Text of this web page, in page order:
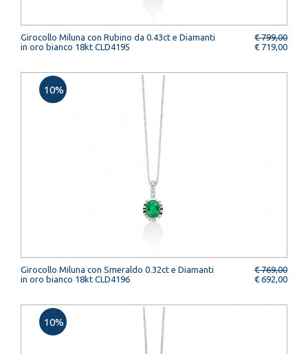
Girocollo Miluna con Rubino da 0.43ct e Diamanti
in oro bianco 18kt CLD4195
€ 799,00
€ 719,00
Girocollo Miluna con Smeraldo 0.32ct e Diamanti
in oro bianco 18kt CLD4196
€ 769,00
€ 692,00
10%
10%